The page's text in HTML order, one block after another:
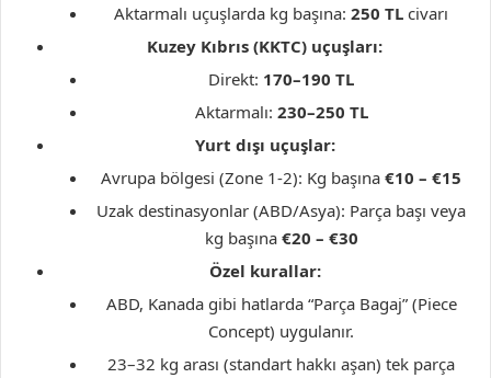
Aktarmalı uçuşlarda kg başına: 250 TL civarı
Kuzey Kıbrıs (KKTC) uçuşları:
Direkt: 170–190 TL
Aktarmalı: 230–250 TL
Yurt dışı uçuşlar:
Avrupa bölgesi (Zone 1-2): Kg başına €10 – €15
Uzak destinasyonlar (ABD/Asya): Parça başı veya
kg başına €20 – €30
Özel kurallar:
ABD, Kanada gibi hatlarda “Parça Bagaj” (Piece
Concept) uygulanır.
23–32 kg arası (standart hakkı aşan) tek parça